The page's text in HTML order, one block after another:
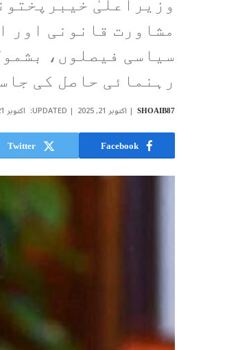
وزیراعلیٰ
مشاورت قانونی اور
سیاسی فیصلوں،
رہنمائی حاصل کی
SHOAIB87 اکتوبر 21, 2025 UPDATED: اکتوبر 21, 2025
Facebook
Twitter